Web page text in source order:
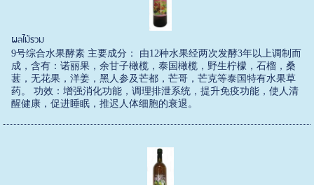
ผลไม้รวม
9号综合水果酵素 主要成分： 由12种水果经两次发酵3年以上调制而
成，含有：诺丽果，余甘子橄榄，泰国橄榄，野生柠檬，石榴，桑
葚，无花果，洋姜，黑人参及芒都，芒哥，芒克等泰国特有水果草
药。 功效：增强消化功能，调理排泄系统，提升免疫功能，使人清
醒健康，促进睡眠，推迟人体细胞的衰退。